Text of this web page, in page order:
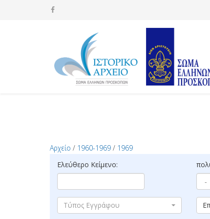
Αρχείο / 1960-1969 / 1969
Ελεύθερο Κείμενο:
Τύπος Εγγράφου